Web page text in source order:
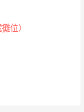
位）